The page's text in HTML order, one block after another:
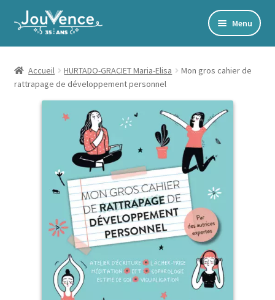
Aller
à
la
Aller
au
contenu
Menu
Accueil
Mon Compte
Newsletter
Accords toltèques
Communication NonViolente
Livres numériques et audios
Développement personnel
Alimentation | Forme | Santé
Médecine douces
Accueil HURTADO-GRACIET Maria-Elisa
Mon gros cahier de
rattrapage de développement personnel